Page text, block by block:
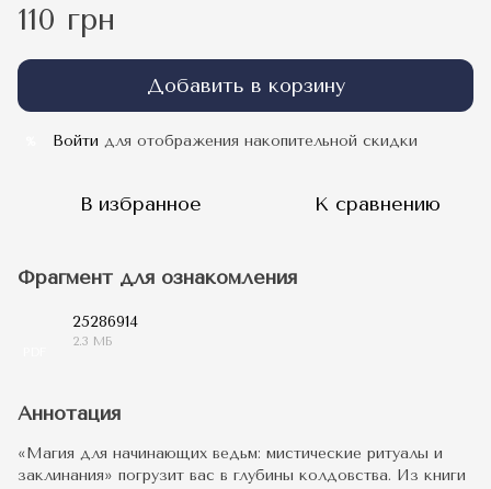
110 грн
Добавить в корзину
Войти для отображения накопительной скидки
В избранное К сравнению
Фрагмент для ознакомления
25286914
2.3 МБ
Аннотация
«Магия для начинающих ведьм: мистические ритуалы и
заклинания» погрузит вас в глубины колдовства. Из книги